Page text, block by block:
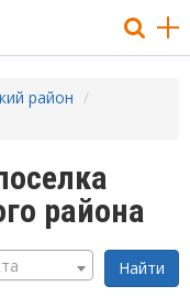
район
района